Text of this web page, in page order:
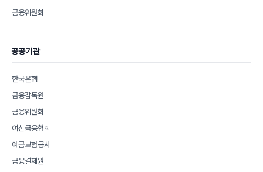
금융위원회
공공기관
한국은행
금융감독원
금융위원회
여신금융협회
예금보험공사
금융결제원